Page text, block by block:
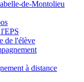
de-Montolieu
de l'élève
à distance